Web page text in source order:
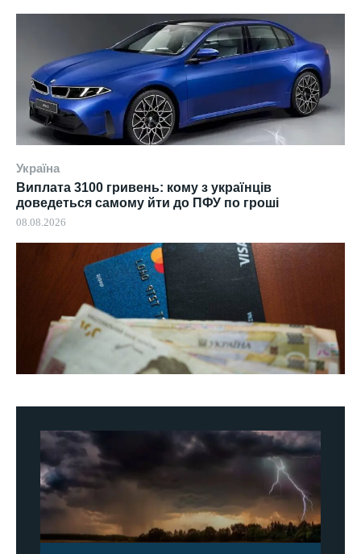
Україна
Виплата 3100 гривень: кому з українців
доведеться самому йти до ПФУ по гроші
08.08.2026